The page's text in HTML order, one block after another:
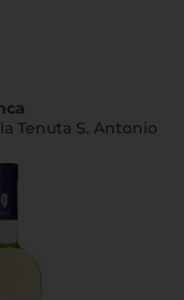
Tenuta S. Antonio